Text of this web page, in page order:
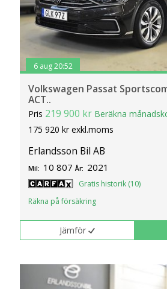
6 aug 20:52
Volkswagen Passat
ACT..
Pris 219 900 kr Beräkna
175 920 kr exkl.moms
Erlandsson Bil AB
Mil: 10 807 År: 2021
Gratis historik (10)
Räkna på försäkring
Jämför